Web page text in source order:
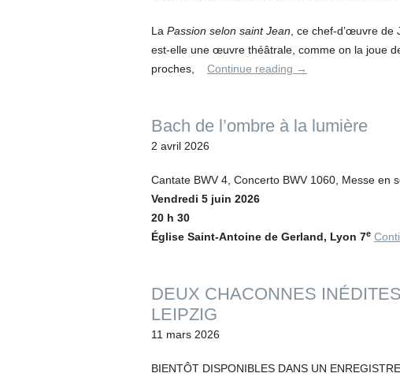
La Passion selon saint Jean , ce chef-d’œuvre
est-elle une œuvre théâtrale, comme on la joue
proches, Continue reading →
Bach de l’ombre à la lumière
2 avril 2026
Cantate BWV 4, Concerto BWV 1060, Messe en
Vendredi 5 juin 2026
20 h 30
Église Saint-Antoine de Gerland, Lyon 7e
DEUX CHACONNES
LEIPZIG
11 mars 2026
BIENTÔT DISPONIBLES DANS UN